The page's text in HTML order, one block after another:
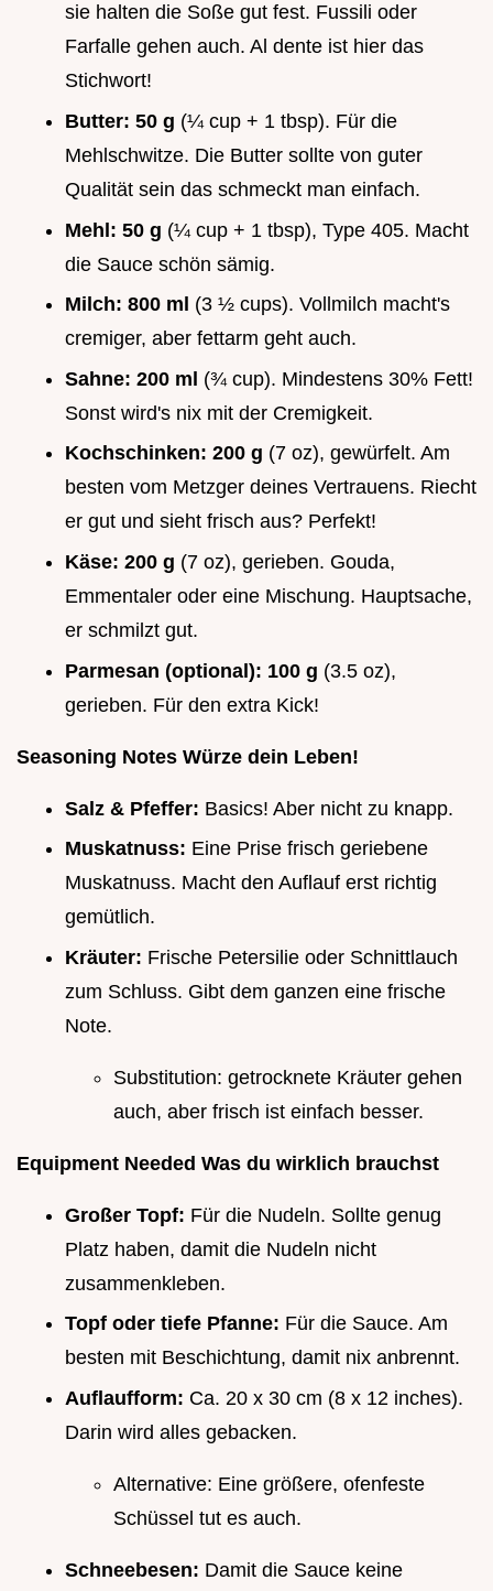
sie halten die Soße gut fest. Fussili oder
Farfalle gehen auch. Al dente ist hier das
Stichwort!
Butter: 50 g (¼ cup + 1 tbsp). Für die
Mehlschwitze. Die Butter sollte von guter
Qualität sein das schmeckt man einfach.
Mehl: 50 g (¼ cup + 1 tbsp), Type 405. Macht
die Sauce schön sämig.
Milch: 800 ml (3 ½ cups). Vollmilch macht's
cremiger, aber fettarm geht auch.
Sahne: 200 ml (¾ cup). Mindestens 30% Fett!
Sonst wird's nix mit der Cremigkeit.
Kochschinken: 200 g (7 oz), gewürfelt. Am
besten vom Metzger deines Vertrauens. Riecht
er gut und sieht frisch aus? Perfekt!
Käse: 200 g (7 oz), gerieben. Gouda,
Emmentaler oder eine Mischung. Hauptsache,
er schmilzt gut.
Parmesan (optional): 100 g (3.5 oz),
gerieben. Für den extra Kick!
Seasoning Notes Würze dein Leben!
Salz & Pfeffer: Basics! Aber nicht zu knapp.
Muskatnuss: Eine Prise frisch geriebene
Muskatnuss. Macht den Auflauf erst richtig
gemütlich.
Kräuter: Frische Petersilie oder Schnittlauch
zum Schluss. Gibt dem ganzen eine frische
Note.
Substitution: getrocknete Kräuter gehen
auch, aber frisch ist einfach besser.
Equipment Needed Was du wirklich brauchst
Großer Topf: Für die Nudeln. Sollte genug
Platz haben, damit die Nudeln nicht
zusammenkleben.
Topf oder tiefe Pfanne: Für die Sauce. Am
besten mit Beschichtung, damit nix anbrennt.
Auflaufform: Ca. 20 x 30 cm (8 x 12 inches).
Darin wird alles gebacken.
Alternative: Eine größere, ofenfeste
Schüssel tut es auch.
Schneebesen: Damit die Sauce keine